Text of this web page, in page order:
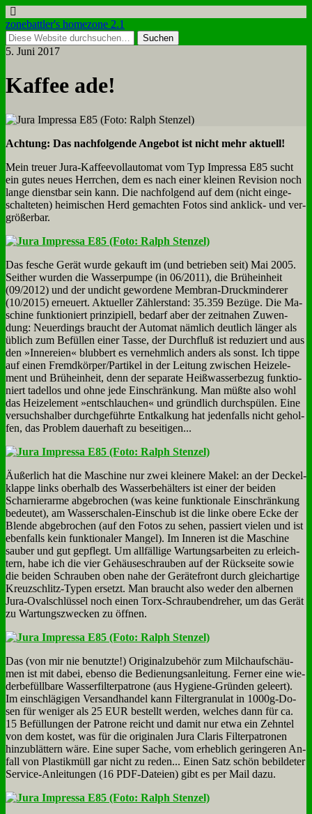
zonebattler's homezone 2.1
5. Juni 2017
Kaf­fee ade!
Ach­tung: Das nach­fol­gen­de An­ge­bot ist nicht mehr ak­tu­ell!
Mein treu­er Ju­ra-Kaf­fee­voll­au­to­mat vom Typ Im­pres­sa E85 sucht
ein gu­tes neu­es Herr­chen, dem es nach ei­ner klei­nen Re­vi­si­on noch
lan­ge dienst­bar sein kann. Die nach­fol­gend auf dem (nicht ein­ge­
schal­te­ten) hei­mi­schen Herd ge­mach­ten Fo­tos sind an­klick- und ver­
grö­ßer­bar.
Das fe­sche Ge­rät wur­de ge­kauft im (und be­trie­ben seit) Mai 2005.
Seit­her wur­den die Was­ser­pum­pe (in 06/2011), die Brüh­ein­heit
(09/2012) und der un­dicht ge­wor­de­ne Mem­bran-Druck­min­de­rer
(10/2015) er­neu­ert. Ak­tu­el­ler Zäh­ler­stand: 35.359 Be­zü­ge. Die Ma­
schi­ne funk­tio­niert prin­zi­pi­ell, be­darf aber der zeit­na­hen Zu­wen­
dung: Neu­er­dings braucht der Au­to­mat näm­lich deut­lich län­ger als
üb­lich zum Be­fül­len ei­ner Tas­se, der Durch­fluß ist re­du­ziert und aus
den »In­ne­rei­en« blub­bert es ver­nehm­lich an­ders als sonst. Ich tip­pe
auf ei­nen Fremdkörper/Partikel in der Lei­tung zwi­schen Heiz­ele­
ment und Brüh­ein­heit, denn der se­pa­ra­te Heiß­was­ser­be­zug funk­tio­
niert ta­del­los und oh­ne je­de Ein­schrän­kung. Man müß­te al­so wohl
das Heiz­ele­ment »ent­schlau­chen« und gründ­lich durch­spü­len. Ei­ne
ver­suchs­hal­ber durch­ge­führ­te Ent­kal­kung hat je­den­falls nicht ge­hol­
fen, das Pro­blem dau­er­haft zu be­sei­ti­gen...
Äu­ßer­lich hat die Ma­schi­ne nur zwei klei­ne­re Ma­kel: an der Deckel­
klap­pe links ober­halb des Was­ser­be­häl­ters ist ei­ner der bei­den
Schar­nier­ar­me ab­ge­bro­chen (was kei­ne funk­tio­na­le Ein­schrän­kung
be­deu­tet), am Was­ser­scha­len-Ein­schub ist die lin­ke obe­re Ecke der
Blen­de ab­ge­bro­chen (auf den Fo­tos zu se­hen, pas­siert vie­len und ist
eben­falls kein funk­tio­na­ler Man­gel). Im In­ne­ren ist die Ma­schi­ne
sau­ber und gut ge­pflegt. Um all­fäl­li­ge War­tungs­ar­bei­ten zu er­leich­
tern, ha­be ich die vier Ge­häu­se­schrau­ben auf der Rück­sei­te so­wie
die bei­den Schrau­ben oben na­he der Ge­rä­te­front durch gleich­ar­ti­ge
Kreuz­schlitz-Ty­pen er­setzt. Man braucht al­so we­der den al­ber­nen
Ju­ra-Oval­schlüs­sel noch ei­nen Torx-Schrau­ben­dre­her, um das Ge­rät
zu War­tungs­zwecken zu öff­nen.
Das (von mir nie be­nutz­te!) Ori­gi­nal­zu­be­hör zum Milch­auf­schäu­
men ist mit da­bei, eben­so die Be­die­nungs­an­lei­tung. Fer­ner ei­ne wie­
der­be­füll­ba­re Was­ser­fil­ter­pa­tro­ne (aus Hy­gie­ne-Grün­den ge­leert).
Im ein­schlä­gi­gen Ver­sand­han­del kann Fil­ter­gra­nu­lat in 1000g-Do­
sen für we­ni­ger als 25 EUR be­stellt wer­den, wel­ches dann für ca.
15 Be­fül­lun­gen der Pa­tro­ne reicht und da­mit nur et­wa ein Zehn­tel
von dem ko­stet, was für die ori­gi­na­len Ju­ra Cla­ris Fil­ter­pa­tro­nen
hin­zu­blät­tern wä­re. Ei­ne su­per Sa­che, vom er­heb­lich ge­rin­ge­ren An­
fall von Pla­stik­müll gar nicht zu re­den... Ei­nen Satz schön be­bil­de­ter
Ser­vice-An­lei­tun­gen (16 PDF-Da­tei­en) gibt es per Mail da­zu.